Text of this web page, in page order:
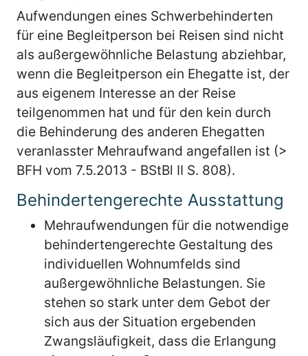
Aufwendungen eines Schwerbehinderten
für eine Begleitperson bei Reisen sind nicht
als außergewöhnliche Belastung abziehbar,
wenn die Begleitperson ein Ehegatte ist, der
aus eigenem Interesse an der Reise
teilgenommen hat und für den kein durch
die Behinderung des anderen Ehegatten
veranlasster Mehraufwand angefallen ist (>
BFH vom 7.5.2013 - BStBl II S. 808).
Behindertengerechte Ausstattung
Mehraufwendungen für die notwendige
behindertengerechte Gestaltung des
individuellen Wohnumfelds sind
außergewöhnliche Belastungen. Sie
stehen so stark unter dem Gebot der
sich aus der Situation ergebenden
Zwangsläufigkeit, dass die Erlangung